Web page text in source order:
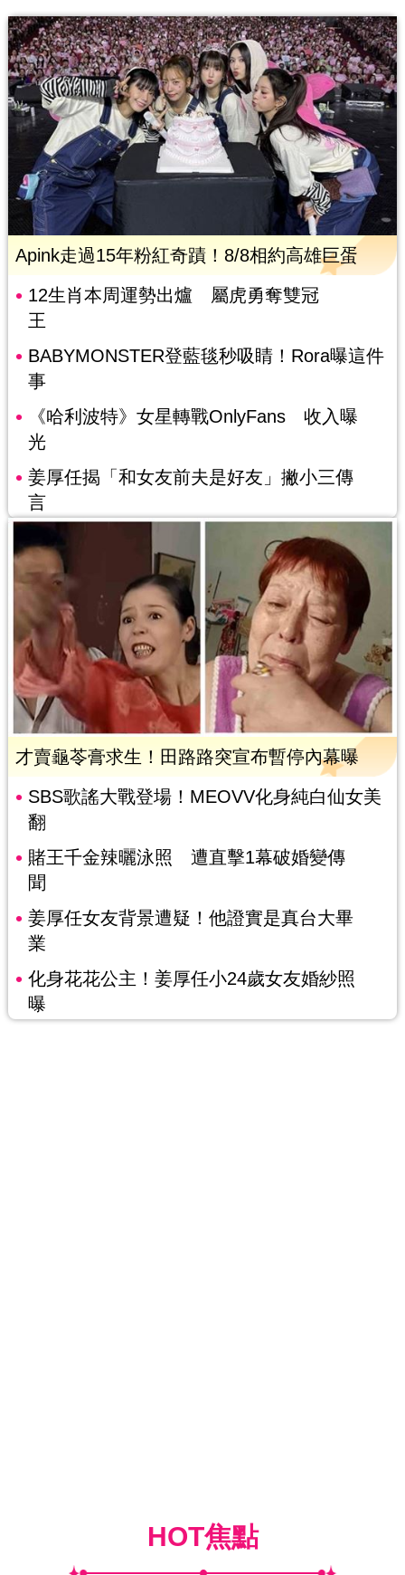
Apink走過15年粉紅奇蹟！8/8相約高雄巨蛋
12生肖本周運勢出爐 屬虎勇奪雙冠
王
BABYMONSTER登藍毯秒吸睛！Rora曝這件
事
《哈利波特》女星轉戰OnlyFans 收入曝
光
姜厚任揭「和女友前夫是好友」撇小三傳
言
才賣龜苓膏求生！田路路突宣布暫停內幕曝
SBS歌謠大戰登場！MEOVV化身純白仙女美
翻
賭王千金辣曬泳照 遭直擊1幕破婚變傳
聞
姜厚任女友背景遭疑！他證實是真台大畢
業
化身花花公主！姜厚任小24歲女友婚紗照
曝
HOT焦點